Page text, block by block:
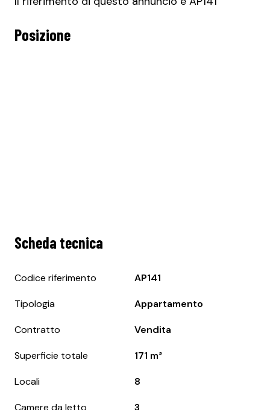
Posizione
Scheda tecnica
Codice riferimento AP141
Tipologia Appartamento
Contratto Vendita
Superficie totale 171 m²
Locali 8